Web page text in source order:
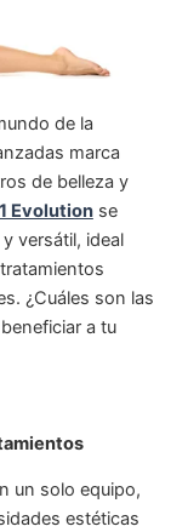
de la
marca
de belleza y
Evolutionse
versátil, ideal
¿Cuáles son las
a tu
un solo equipo,
estéticas